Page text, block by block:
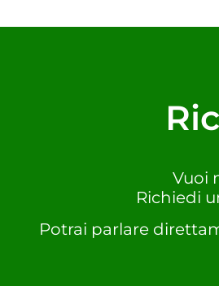
Vuoi
Richiedi
Potrai parlare